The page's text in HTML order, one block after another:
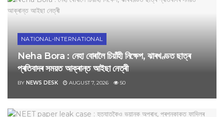
NATIONAL-INTERNATIONAL
Neha Bora : নেহা বোৰালৈ চিয়াঁহী নিক্ষেপ, ঝাৰখণ্ডত ছাত্ৰ
প্ৰতিবাদৰ সময়ত আক্ৰান্ত আইছা নেত্ৰী
BY NEWS DESK AUGUST 7, 2026 50